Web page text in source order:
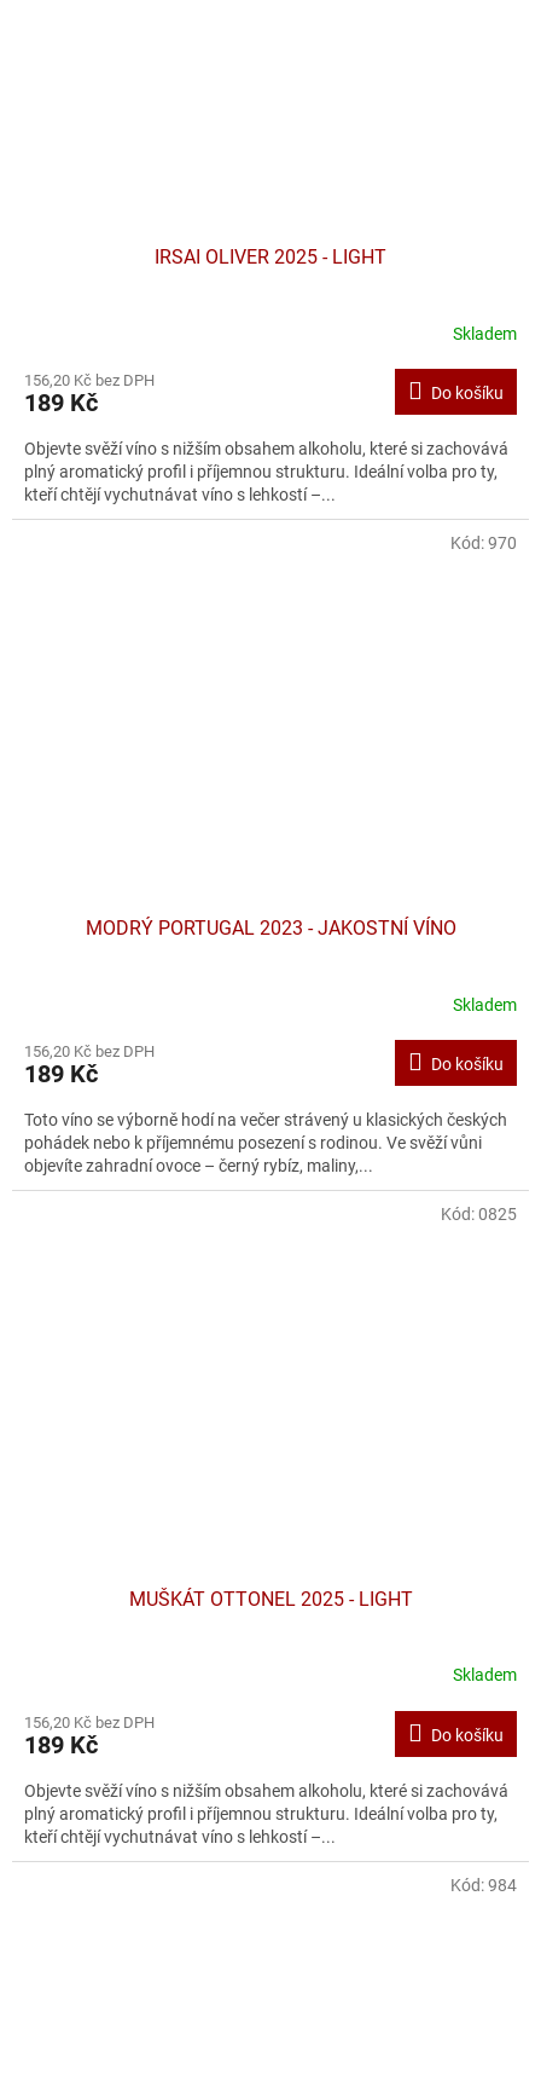
IRSAI OLIVER 2025 - LIGHT
Skladem
156,20 Kč bez DPH
189 Kč Do košíku
Objevte svěží víno s nižším obsahem alkoholu, které si zachovává
plný aromatický profil i příjemnou strukturu. Ideální volba pro ty,
kteří chtějí vychutnávat víno s lehkostí –...
MODRÝ PORTUGAL 2023 - JAKOSTNÍ VÍNO
Skladem
156,20 Kč bez DPH
189 Kč Do košíku
Toto víno se výborně hodí na večer strávený u klasických českých
pohádek nebo k příjemnému posezení s rodinou. Ve svěží vůni
objevíte zahradní ovoce – černý rybíz, maliny,...
Kód:970
MUŠKÁT OTTONEL 2025 - LIGHT
Skladem
156,20 Kč bez DPH
189 Kč Do košíku
Objevte svěží víno s nižším obsahem alkoholu, které si zachovává
plný aromatický profil i příjemnou strukturu. Ideální volba pro ty,
kteří chtějí vychutnávat víno s lehkostí –...
Kód:0825
Kód:984